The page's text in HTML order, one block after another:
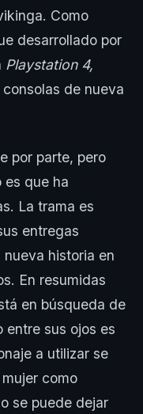
Como
desarrollado por
Playstation 4,
de nueva
por parte, pero
es que ha
La trama es
entregas
historia en
En resumidas
en búsqueda de
entre sus ojos es
a utilizar se
como
se puede dejar